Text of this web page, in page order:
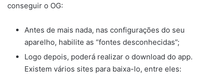
conseguir o OG:
Antes de mais nada, nas configurações do seu
aparelho, habilite as “fontes desconhecidas”;
Logo depois, poderá realizar o download do app.
Existem vários sites para baixa-lo, entre eles: